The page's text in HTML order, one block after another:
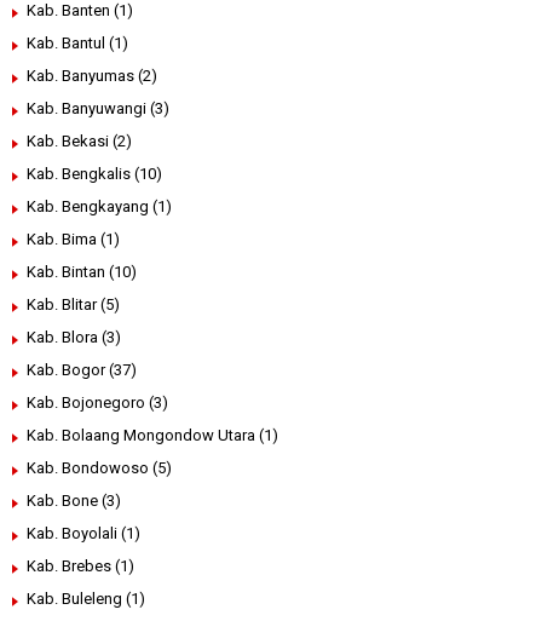
Kab. Banten (1)
Kab. Bantul (1)
Kab. Banyumas (2)
Kab. Banyuwangi (3)
Kab. Bekasi (2)
Kab. Bengkalis (10)
Kab. Bengkayang (1)
Kab. Bima (1)
Kab. Bintan (10)
Kab. Blitar (5)
Kab. Blora (3)
Kab. Bogor (37)
Kab. Bojonegoro (3)
Kab. Bolaang Mongondow Utara (1)
Kab. Bondowoso (5)
Kab. Bone (3)
Kab. Boyolali (1)
Kab. Brebes (1)
Kab. Buleleng (1)